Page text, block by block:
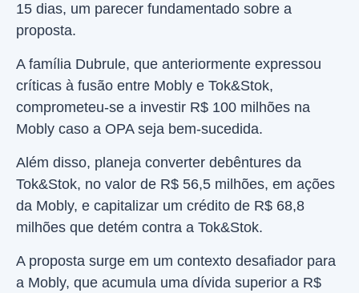
15 dias, um parecer fundamentado sobre a
proposta.
A família Dubrule, que anteriormente expressou
críticas à fusão entre Mobly e Tok&Stok,
comprometeu-se a investir R$ 100 milhões na
Mobly caso a OPA seja bem-sucedida.
Além disso, planeja converter debêntures da
Tok&Stok, no valor de R$ 56,5 milhões, em ações
da Mobly, e capitalizar um crédito de R$ 68,8
milhões que detém contra a Tok&Stok.
A proposta surge em um contexto desafiador para
a Mobly, que acumula uma dívida superior a R$